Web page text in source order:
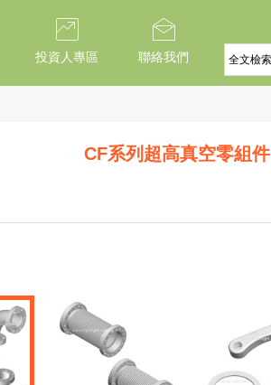
投資人專區 聯絡我們
CF系列超高真空零組件